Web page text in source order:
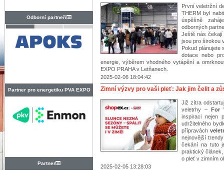
Odborní partneři
Partner pro energetiku PVA EXPO
Partner
První veletržní
THERM byl
úspěšně
odborných
Ještě nás čekají
jsou pro širokou
Pokud plánujete
dotace nebo
energie, výběrem vhodného vytápění a
EXPO PRAHA v Letňanech.
2025-02-06 18:04:42
Zimní výzvy pro vaši pleť: Jak jim čelit a
Již zítra
veletrhy – For
inspiraci nejen
udržitelného
přípravách
nejnovější
čekání na tuto
praktický
o pleť v zimním
2025-02-05 13:28:03